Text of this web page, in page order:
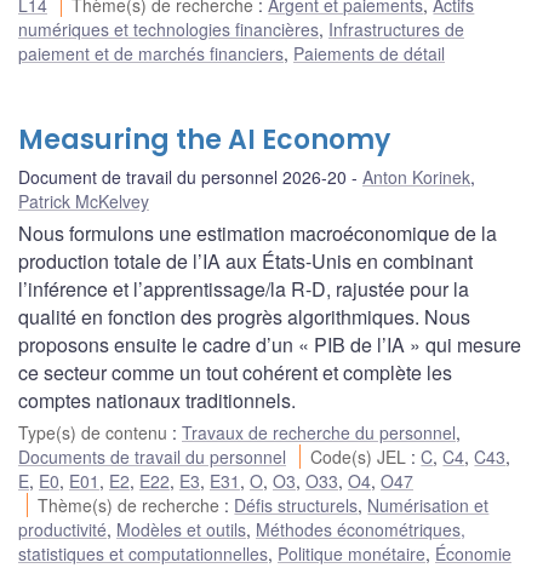
L14
Thème(s) de recherche :Argent et paiements,Actifs
numériques et technologies financières, Infrastructures de
paiement et de marchés financiers, Paiements de détail
Measuring the AI Economy
Document de travail du personnel 2026-20 Anton Korinek,
Patrick McKelvey
Nous formulons une estimation macroéconomique de la
production totale de l’IA aux États-Unis en combinant
l’inférence et l’apprentissage/la R-D, rajustée pour la
qualité en fonction des progrès algorithmiques. Nous
proposons ensuite le cadre d’un « PIB de l’IA » qui mesure
ce secteur comme un tout cohérent et complète les
comptes nationaux traditionnels.
Type(s) de contenu : Travaux de recherche du personnel,
Documents de travail du personnel
Code(s) JEL :C,C4,C43,
E, E0, E01 , E2, E22, E3, E31 , O, O3, O33, O4, O47
Thème(s) de recherche : Défis structurels, Numérisation et
productivité, Modèles et outils, Méthodes économétriques,
statistiques et computationnelles, Politique monétaire, Économie